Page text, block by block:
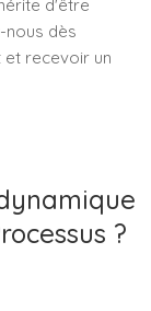
d'être
nous dès
recevoir un
?